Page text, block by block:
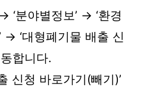
‘분야별정보’ → ‘환경
→ ‘대형폐기물 배출 신
합니다.
신청 바로가기(빼기)’